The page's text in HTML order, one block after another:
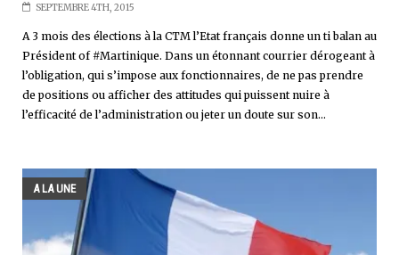
SEPTEMBRE 4TH, 2015
A 3 mois des élections à la CTM l’Etat français donne un ti balan au
Président of #Martinique. Dans un étonnant courrier dérogeant à
l’obligation, qui s’impose aux fonctionnaires, de ne pas prendre
de positions ou afficher des attitudes qui puissent nuire à
l’efficacité de l’administration ou jeter un doute sur son...
A LA UNE